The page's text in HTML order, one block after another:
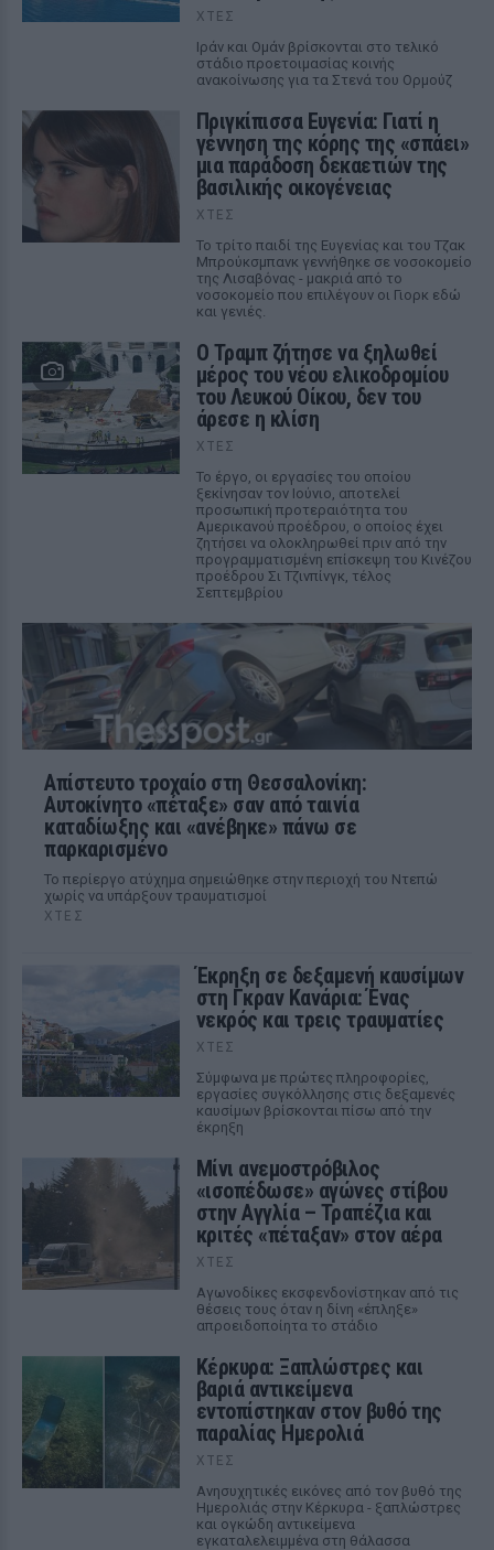
ΧΤΕΣ
Ιράν και Ομάν βρίσκονται στο τελικό
στάδιο προετοιμασίας κοινής
ανακοίνωσης για τα Στενά του Ορμούζ
Πριγκίπισσα Ευγενία: Γιατί η
γέννηση της κόρης της «σπάει»
μια παράδοση δεκαετιών της
βασιλικής οικογένειας
ΧΤΕΣ
Το τρίτο παιδί της Ευγενίας και του Τζακ
Μπρούκσμπανκ γεννήθηκε σε νοσοκομείο
της Λισαβόνας - μακριά από το
νοσοκομείο που επιλέγουν οι Γιορκ εδώ
και γενιές.
Ο Τραμπ ζήτησε να ξηλωθεί
μέρος του νέου ελικοδρομίου
του Λευκού Οίκου, δεν του
άρεσε η κλίση
ΧΤΕΣ
Το έργο, οι εργασίες του οποίου
ξεκίνησαν τον Ιούνιο, αποτελεί
προσωπική προτεραιότητα του
Αμερικανού προέδρου, ο οποίος έχει
ζητήσει να ολοκληρωθεί πριν από την
προγραμματισμένη επίσκεψη του Κινέζου
προέδρου Σι Τζινπίνγκ, τέλος
Σεπτεμβρίου
Απίστευτο τροχαίο στη Θεσσαλονίκη:
Αυτοκίνητο «πέταξε» σαν από ταινία
καταδίωξης και «ανέβηκε» πάνω σε
παρκαρισμένο
Το περίεργο ατύχημα σημειώθηκε στην περιοχή του Ντεπώ
χωρίς να υπάρξουν τραυματισμοί
ΧΤΕΣ
Έκρηξη σε δεξαμενή καυσίμων
στη Γκραν Κανάρια: Ένας
νεκρός και τρεις τραυματίες
ΧΤΕΣ
Σύμφωνα με πρώτες πληροφορίες,
εργασίες συγκόλλησης στις δεξαμενές
καυσίμων βρίσκονται πίσω από την
έκρηξη
Μίνι ανεμοστρόβιλος
«ισοπέδωσε» αγώνες στίβου
στην Αγγλία – Τραπέζια και
κριτές «πέταξαν» στον αέρα
ΧΤΕΣ
Αγωνοδίκες εκσφενδονίστηκαν από τις
θέσεις τους όταν η δίνη «έπληξε»
απροειδοποίητα το στάδιο
Κέρκυρα: Ξαπλώστρες και
βαριά αντικείμενα
εντοπίστηκαν στον βυθό της
παραλίας Ημερολιά
ΧΤΕΣ
Ανησυχητικές εικόνες από τον βυθό της
Ημερολιάς στην Κέρκυρα - ξαπλώστρες
και ογκώδη αντικείμενα
εγκαταλελειμμένα στη θάλασσα